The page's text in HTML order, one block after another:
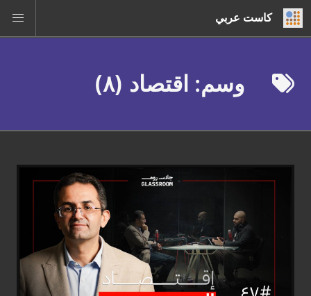
كاست عربي
وسم: اقتصاد (٨)